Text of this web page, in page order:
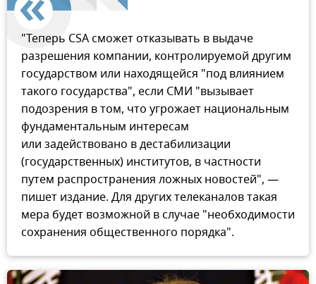
"Теперь CSA сможет отказывать в выдаче
разрешения компании, контролируемой другим
государством или находящейся "под влиянием
такого государства", если СМИ "вызывает
подозрения в том, что угрожает национальным
фундаментальным интересам
или задействовано в дестабилизации
(государственных) институтов, в частности
путем распространения ложных новостей", —
пишет издание. Для других телеканалов такая
мера будет возможной в случае "необходимости
сохранения общественного порядка".